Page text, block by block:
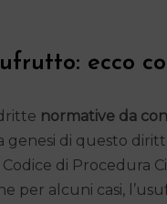
ecco
normative da
genesi di questo
di Procedura
per alcuni casi,